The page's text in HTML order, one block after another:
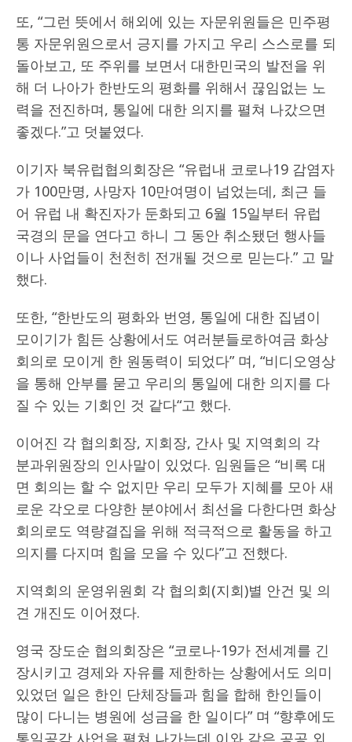
또, “그런 뜻에서 해외에 있는 자문위원들은 민주평
통 자문위원으로서 긍지를 가지고 우리 스스로를 되
돌아보고, 또 주위를 보면서 대한민국의 발전을 위
해 더 나아가 한반도의 평화를 위해서 끊임없는 노
력을 전진하며, 통일에 대한 의지를 펼쳐 나갔으면
좋겠다.”고 덧붙였다.
이기자 북유럽협의회장은 “유럽내 코로나19 감염자
가 100만명, 사망자 10만여명이 넘었는데, 최근 들
어 유럽 내 확진자가 둔화되고 6월 15일부터 유럽
국경의 문을 연다고 하니 그 동안 취소됐던 행사들
이나 사업들이 천천히 전개될 것으로 믿는다.” 고 말
했다.
또한, “한반도의 평화와 번영, 통일에 대한 집념이
모이기가 힘든 상황에서도 여러분들로하여금 화상
회의로 모이게 한 원동력이 되었다” 며, “비디오영상
을 통해 안부를 묻고 우리의 통일에 대한 의지를 다
질 수 있는 기회인 것 같다“고 했다.
이어진 각 협의회장, 지회장, 간사 및 지역회의 각
분과위원장의 인사말이 있었다. 임원들은 “비록 대
면 회의는 할 수 없지만 우리 모두가 지혜를 모아 새
로운 각오로 다양한 분야에서 최선을 다한다면 화상
회의로도 역량결집을 위해 적극적으로 활동을 하고
의지를 다지며 힘을 모을 수 있다”고 전했다.
지역회의 운영위원회 각 협의회(지회)별 안건 및 의
견 개진도 이어졌다.
영국 장도순 협의회장은 “코로나-19가 전세계를 긴
장시키고 경제와 자유를 제한하는 상황에서도 의미
있었던 일은 한인 단체장들과 힘을 합해 한인들이
많이 다니는 병원에 성금을 한 일이다” 며 “향후에도
통일공감 사업을 펼쳐 나가는데 이와 같은 공공 외